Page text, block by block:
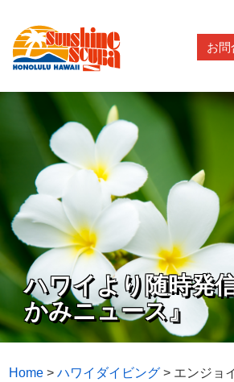
お問
ハワイより随時発
かみニュース』
Home >ハワイダイビング > エンジョ